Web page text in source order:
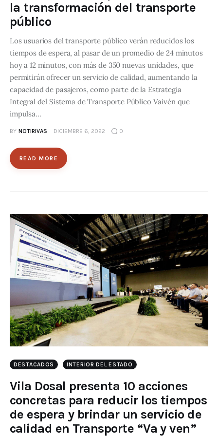
la transformación del transporte
público
Los usuarios del transporte público verán reducidos los
tiempos de espera, al pasar de un promedio de 24 minutos
hoy a 12 minutos, con más de 350 nuevas unidades, que
permitirán ofrecer un servicio de calidad, aumentando la
capacidad de pasajeros, como parte de la Estrategia
Integral del Sistema de Transporte Público Vaivén que
impulsa…
BY NOTIRIVAS DICIEMBRE 6, 2022 0
READ MORE
DESTACADOS INTERIOR DEL ESTADO
Vila Dosal presenta 10 acciones
concretas para reducir los tiempos
de espera y brindar un servicio de
calidad en Transporte “Va y ven”